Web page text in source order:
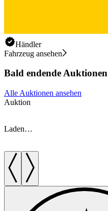
Händler
Fahrzeug ansehen
Bald endende Auktionen
Alle Auktionen ansehen
Auktion
Laden…